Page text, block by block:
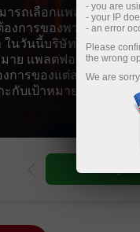
ารถเลือกแพลตฟอร์มก
งการของพวกเขามาก
ในวันนี้บริษัทได้มอบเท
าย แพลตฟอร์มการซื้อ
การของแต่ละบุคคล ด้
บเป้าหมายการซื้อขาย
- you are
- your IP
- an error
Please
the wrong
We are